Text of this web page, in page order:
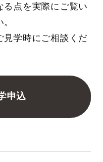
る点を実際にご覧い
見学時にご相談くだ
申込